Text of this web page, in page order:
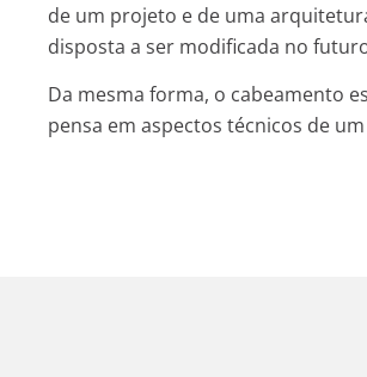
de um projeto e de uma
disposta a ser modificada no
Da mesma forma, o cabeamento
pensa em aspectos técnicos de